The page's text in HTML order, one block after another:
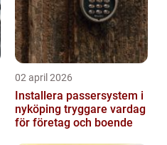
02 april 2026
Installera passersystem i
nyköping tryggare vardag
för företag och boende